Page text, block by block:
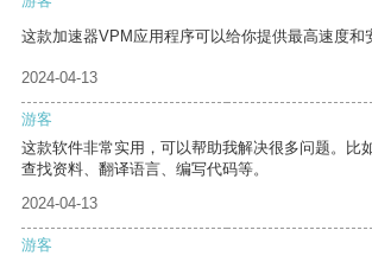
这款加速器VPM应用程序可以给你提供最高速度和
2024-04-13
游客
这款软件非常实用，可以帮助我解决很多问题。比
查找资料、翻译语言、编写代码等。
2024-04-13
游客